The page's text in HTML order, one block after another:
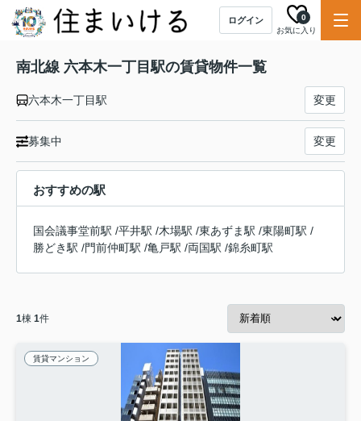
ログイン
お気に入り
0
南北線 六本木一丁目駅の賃貸物件一覧
六本木一丁目駅 変更
募集中 変更
おすすめの駅
国会議事堂前駅 /平井駅 /木場駅 /東あずま駅 /東陽町駅 /
勝どき駅 /門前仲町駅 /亀戸駅 /両国駅 /錦糸町駅
1棟 1件
賃貸マンション